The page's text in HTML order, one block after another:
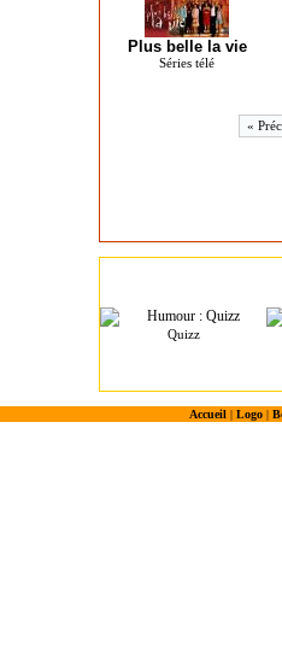
Plus belle la vie
Séries télé
«
Quizz
Accueil| Logo|